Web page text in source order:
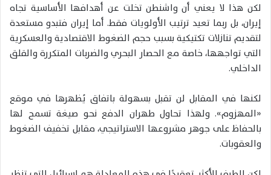
لكن هذا لا يعني أن واشنطن تخلت عن أهدافها الأساسية تجاه
إيران، بل ربما تعيد ترتيب الأولويات فقط. أما إيران فتبدو مستعدة
لتقديم تنازلات تكتيكية بسبب حجم الضغوط الاقتصادية والعسكرية
التي تواجهها، خاصة مع الحصار البحري والضربات المتكررة والقلق
الداخلي.
لكنها في المقابل لن تقبل بسهولة باتفاق يُظهرها في موقع
«المهزوم». ولهذا تحاول طهران الدفع نحو صيغة تسمح لها
بالحفاظ على جوهر مشروعها الاستراتيجي، مقابل تخفيف الضغوط
والعقوبات.